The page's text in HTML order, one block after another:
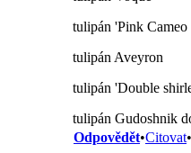
tulipán 'Pink Cameo
tulipán Aveyron
tulipán 'Double
tulipán Gudoshnik
Odpovědět•Citovat•